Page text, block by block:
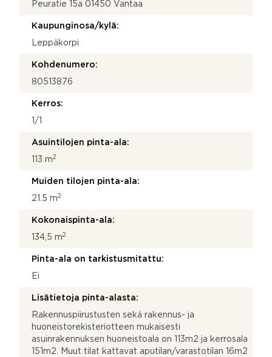
r
*
M
t
Peuratie 15a 01450 Vantaa
Kaupunginosa/kylä:
Leppäkorpi
Kohdenumero:
80513876
Kerros:
1/1
Asuintilojen pinta-ala:
113 m2
Muiden tilojen pinta-ala:
21.5 m2
Kokonaispinta-ala:
134,5 m2
Pinta-ala on tarkistusmitattu:
Ei
Lisätietoja pinta-alasta:
Rakennuspiirustusten sekä rakennus- ja
huoneistorekisteriotteen mukaisesti
asuinrakennuksen huoneistoala on 113m2 ja kerrosala
151m2. Muut tilat kattavat aputilan/varastotilan 16m2